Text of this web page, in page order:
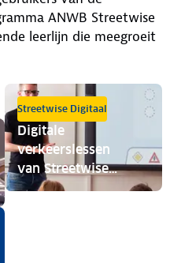
ANWB Streetwise
leerlijn die meegroeit
Streetwise Digitaal
Digitale
verkeerslessen
van Streetwise
Digitaal